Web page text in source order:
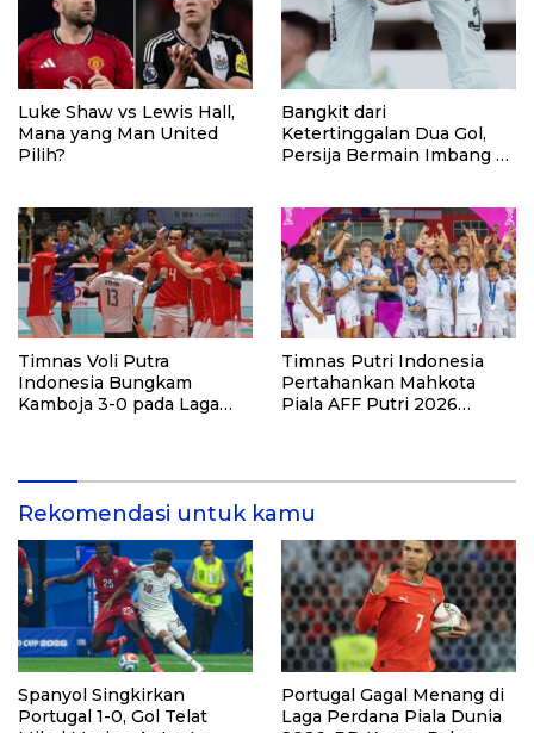
Luke Shaw vs Lewis Hall,
Mana yang Man United
Pilih?
Bangkit dari
Ketertinggalan Dua Gol,
Persija Bermain Imbang 2-
Timnas Voli Putra
Indonesia Bungkam
Kamboja 3-0 pada Laga
Timnas Putri Indonesia
Pertahankan Mahkota
Piala AFF Putri 2026
Rekomendasi untuk kamu
Spanyol Singkirkan
Portugal 1-0, Gol Telat
Portugal Gagal Menang di
Laga Perdana Piala Dunia